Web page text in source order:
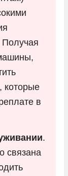
Получая
которые
в
.
связана